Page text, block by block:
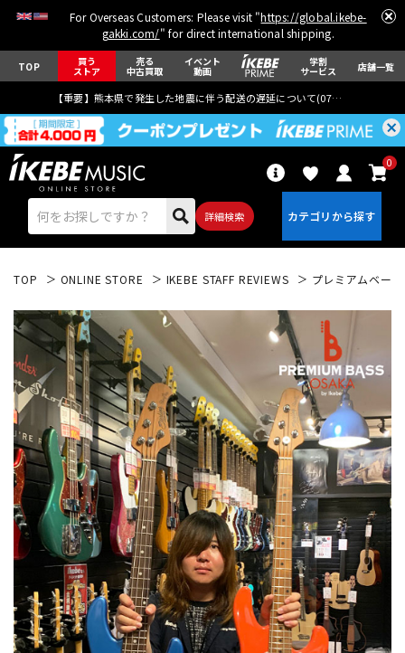
For Overseas Customers: Please visit "https://global.ikebe-
gakki.com/" for direct international shipping.
TOP 買う
ストア
売る
中古買取
イベント
動画
学割
サービス 店舗一覧
【重要】熊本県で発生した地震に伴う配送の遅延について(07月29日
詳細検索
0
エレキギター アコギ/エレアコ
ベース ウクレレ
ドラム パーカッション
キーボード 電子ピアノ
管楽器 その他楽器
TOP ONLINE STORE IKEBE STAFF REVIEWS プレミアムベー